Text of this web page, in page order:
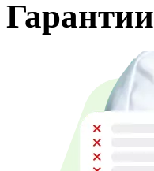
Гарантии